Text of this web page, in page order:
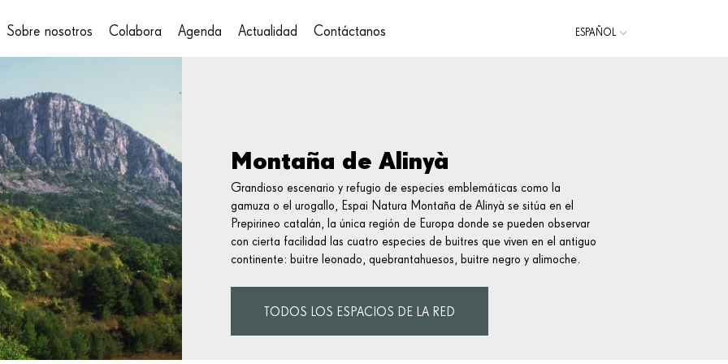
Sobre nosotros Colabora Agenda Actualidad Contáctanos ESPAÑOL
Montaña de Alinyà
Grandioso escenario y refugio de especies emblemáticas como la
gamuza o el urogallo, Espai Natura Montaña de Alinyà se sitúa en el
Prepirineo catalán, la única región de Europa donde se pueden observar
con cierta facilidad las cuatro especies de buitres que viven en el antiguo
continente: buitre leonado, quebrantahuesos, buitre negro y alimoche.
TODOS LOS ESPACIOS DE LA RED